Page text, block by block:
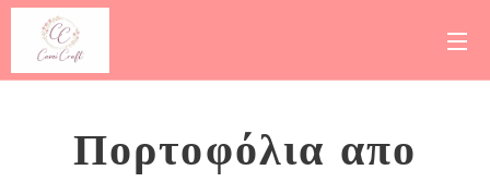
Πορτοφόλια απο